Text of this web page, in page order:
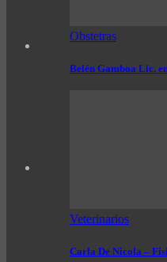
Obstetras
Belén Gamboa Lic.
Veterinarios
Carla De Nicola –